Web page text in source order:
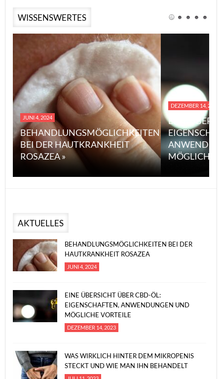
WISSENSWERTES
JUNI 4, 2024
BEHANDLUNGSMÖGLICHKEITEN
BEI DER HAUTKRANKHEIT
ROSAZEA »
DEZEMBER 14, 2023
EINE
MÖGLICHE
AKTUELLES
BEHANDLUNGSMÖGLICHKEITEN BEI DER
HAUTKRANKHEIT ROSAZEA
JUNI 4, 2024
EINE ÜBERSICHT ÜBER CBD-ÖL:
EIGENSCHAFTEN, ANWENDUNGEN UND
MÖGLICHE VORTEILE
DEZEMBER 14, 2023
WAS WIRKLICH HINTER DEM MIKROPENIS
STECKT UND WIE MAN IHN BEHANDELT